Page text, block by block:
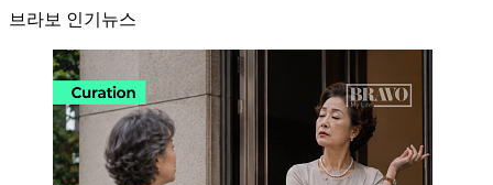
브라보 인기뉴스